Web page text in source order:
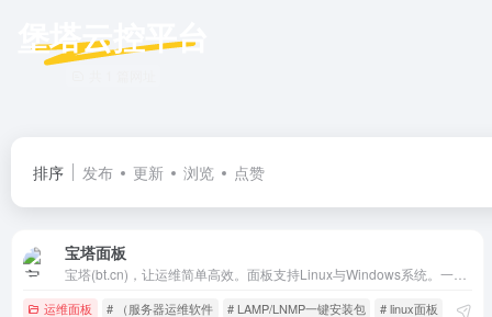
堡塔云控平台
排序 发布 更新 浏览 点赞
宝塔面板
运维面板 # （服务器运维软件 # LAMP/LNMP一键安装包 # linux面板